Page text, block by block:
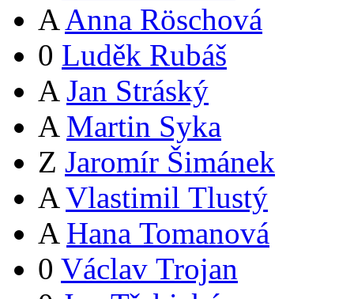
A Anna Röschová
0 Luděk Rubáš
A Jan Stráský
A Martin Syka
Z Jaromír Šimánek
A Vlastimil Tlustý
A Hana Tomanová
0 Václav Trojan